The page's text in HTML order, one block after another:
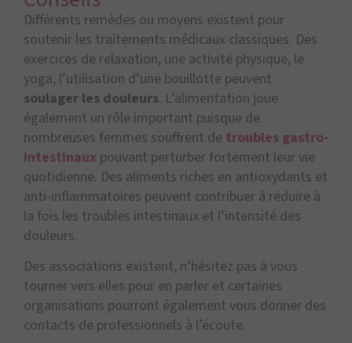
Différents remèdes ou moyens existent pour
soutenir les traitements médicaux classiques. Des
exercices de relaxation, une activité physique, le
yoga, l’utilisation d’une bouillotte peuvent
soulager les douleurs. L’alimentation joue
également un rôle important puisque de
nombreuses femmes souffrent de troubles gastro-
intestinaux pouvant perturber fortement leur vie
quotidienne. Des aliments riches en antioxydants et
anti-inflammatoires peuvent contribuer à réduire à
la fois les troubles intestinaux et l’intensité des
douleurs.
Des associations existent, n’hésitez pas à vous
tourner vers elles pour en parler et certaines
organisations pourront également vous donner des
contacts de professionnels à l’écoute.